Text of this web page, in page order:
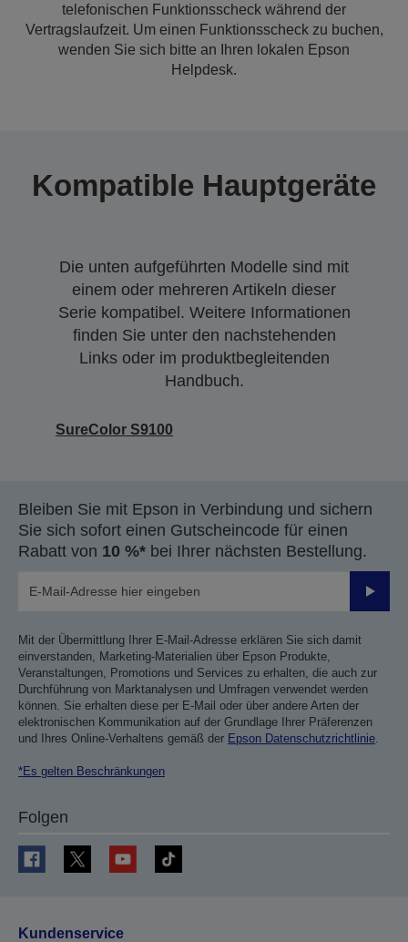
telefonischen Funktionsscheck während der
Vertragslaufzeit. Um einen Funktionsscheck zu buchen,
wenden Sie sich bitte an Ihren lokalen Epson
Helpdesk.
Kompatible Hauptgeräte
Die unten aufgeführten Modelle sind mit
einem oder mehreren Artikeln dieser
Serie kompatibel. Weitere Informationen
finden Sie unter den nachstehenden
Links oder im produktbegleitenden
Handbuch.
SureColor S9100
Bleiben Sie mit Epson in Verbindung und sichern
Sie sich sofort einen Gutscheincode für einen
Rabatt von 10 %* bei Ihrer nächsten Bestellung.
Mit der Übermittlung Ihrer E-Mail-Adresse erklären Sie sich damit
einverstanden, Marketing-Materialien über Epson Produkte,
Veranstaltungen, Promotions und Services zu erhalten, die auch zur
Durchführung von Marktanalysen und Umfragen verwendet werden
können. Sie erhalten diese per E-Mail oder über andere Arten der
elektronischen Kommunikation auf der Grundlage Ihrer Präferenzen
und Ihres Online-Verhaltens gemäß der Epson Datenschutzrichtlinie
*Es gelten Beschränkungen
Folgen
Kundenservice